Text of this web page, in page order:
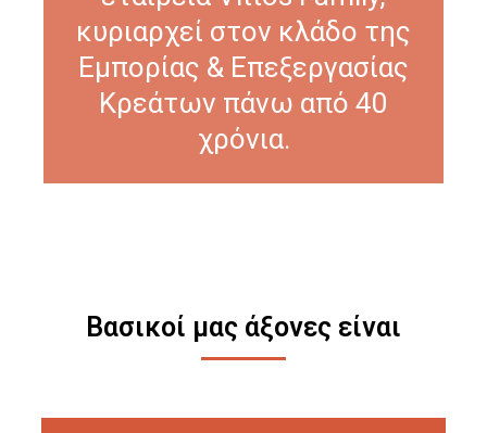
κυριαρχεί στον κλάδο της
Εμπορίας & Επεξεργασίας
Κρεάτων πάνω από 40
χρόνια.
Βασικοί μας άξονες είναι